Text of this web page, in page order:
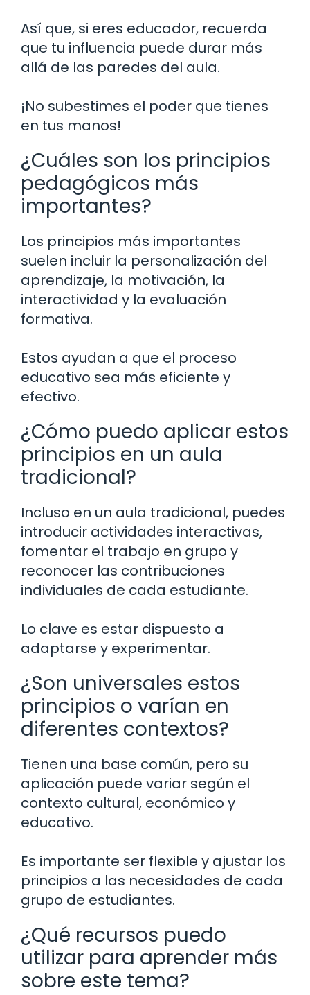
Así que, si eres educador, recuerda
que tu influencia puede durar más
allá de las paredes del aula.
¡No subestimes el poder que tienes
en tus manos!
¿Cuáles son los principios
pedagógicos más
importantes?
Los principios más importantes
suelen incluir la personalización del
aprendizaje, la motivación, la
interactividad y la evaluación
formativa.
Estos ayudan a que el proceso
educativo sea más eficiente y
efectivo.
¿Cómo puedo aplicar estos
principios en un aula
tradicional?
Incluso en un aula tradicional, puedes
introducir actividades interactivas,
fomentar el trabajo en grupo y
reconocer las contribuciones
individuales de cada estudiante.
Lo clave es estar dispuesto a
adaptarse y experimentar.
¿Son universales estos
principios o varían en
diferentes contextos?
Tienen una base común, pero su
aplicación puede variar según el
contexto cultural, económico y
educativo.
Es importante ser flexible y ajustar los
principios a las necesidades de cada
grupo de estudiantes.
¿Qué recursos puedo
utilizar para aprender más
sobre este tema?